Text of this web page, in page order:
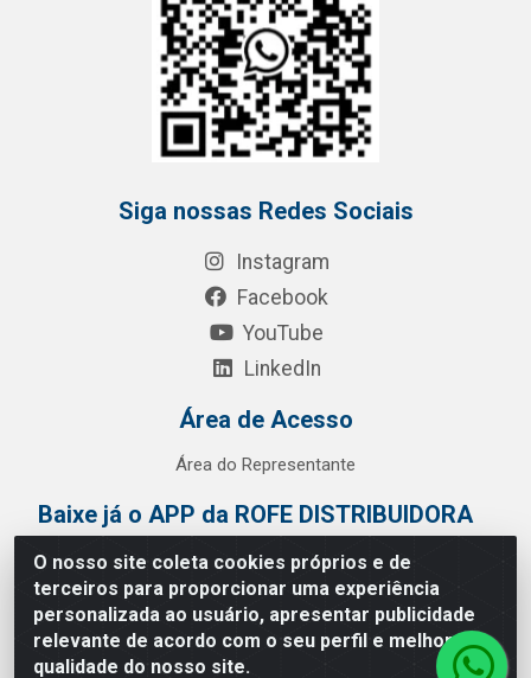
O nosso site coleta cookies próprios e de
terceiros para proporcionar uma experiência
personalizada ao usuário, apresentar publicidade
relevante de acordo com o seu perfil e melhorar a
qualidade do nosso site.
Siga nossas Redes Sociais
Instagram
Facebook
YouTube
LinkedIn
Área de Acesso
Área do Representante
Baixe já o APP da ROFE DISTRIBUIDORA